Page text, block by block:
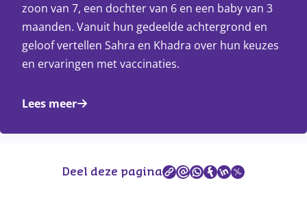
zoon van 7, een dochter van 6 en een baby van 3
maanden. Vanuit hun gedeelde achtergrond en
geloof vertellen Sahra en Khadra over hun keuzes
en ervaringen met vaccinaties.
Lees meer
Deel deze pagina